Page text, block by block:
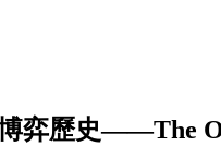
弈歷史——The